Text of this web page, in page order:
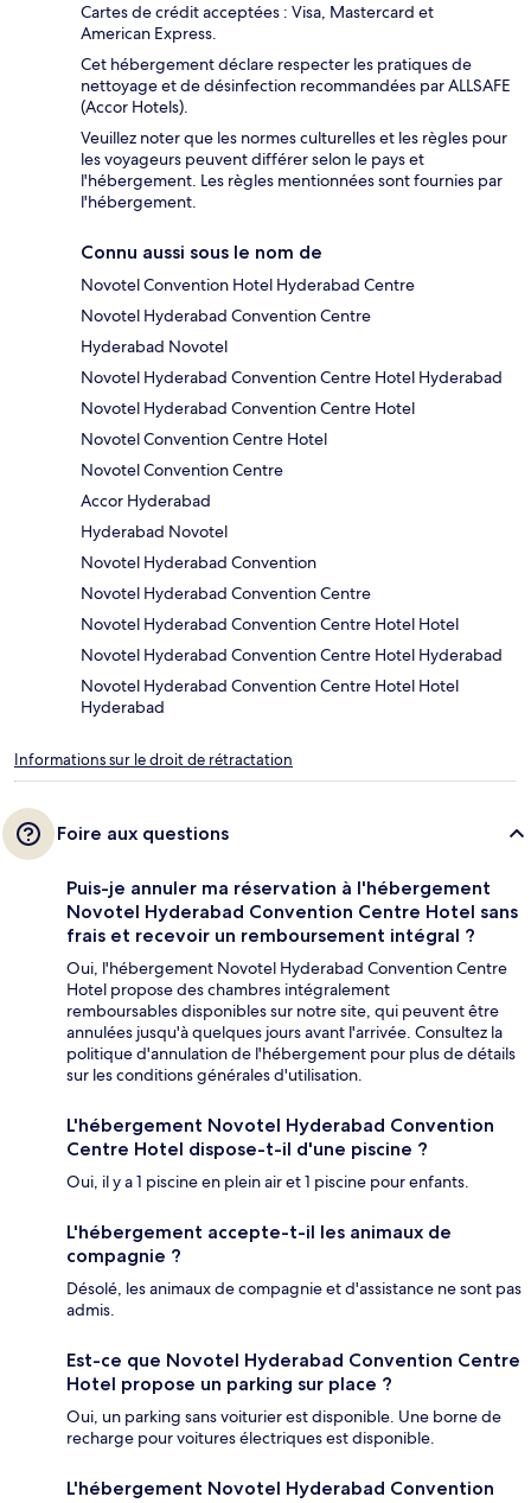
Cartes de crédit acceptées : Visa, Mastercard et
American Express.
Cet hébergement déclare respecter les pratiques de
nettoyage et de désinfection recommandées par ALLSAFE
(Accor Hotels).
Veuillez noter que les normes culturelles et les règles pour
les voyageurs peuvent différer selon le pays et
l'hébergement. Les règles mentionnées sont fournies par
l'hébergement.
Connu aussi sous le nom de
Novotel Convention Hotel Hyderabad Centre
Novotel Hyderabad Convention Centre
Hyderabad Novotel
Novotel Hyderabad Convention Centre Hotel Hyderabad
Novotel Hyderabad Convention Centre Hotel
Novotel Convention Centre Hotel
Novotel Convention Centre
Accor Hyderabad
Hyderabad Novotel
Novotel Hyderabad Convention
Novotel Hyderabad Convention Centre
Novotel Hyderabad Convention Centre Hotel Hotel
Novotel Hyderabad Convention Centre Hotel Hyderabad
Novotel Hyderabad Convention Centre Hotel Hotel
Hyderabad
Informations sur le droit de rétractation
Foire aux questions
Puis-je annuler ma réservation à l'hébergement
Novotel Hyderabad Convention Centre Hotel sans
frais et recevoir un remboursement intégral ?
Oui, l'hébergement Novotel Hyderabad Convention Centre
Hotel propose des chambres intégralement
remboursables disponibles sur notre site, qui peuvent être
annulées jusqu'à quelques jours avant l'arrivée. Consultez la
politique d'annulation de l'hébergement pour plus de détails
sur les conditions générales d'utilisation.
L'hébergement Novotel Hyderabad Convention
Centre Hotel dispose-t-il d'une piscine ?
Oui, il y a 1 piscine en plein air et 1 piscine pour enfants.
L'hébergement accepte-t-il les animaux de
compagnie ?
Désolé, les animaux de compagnie et d'assistance ne sont pas
admis.
Est-ce que Novotel Hyderabad Convention Centre
Hotel propose un parking sur place ?
Oui, un parking sans voiturier est disponible. Une borne de
recharge pour voitures électriques est disponible.
L'hébergement Novotel Hyderabad Convention